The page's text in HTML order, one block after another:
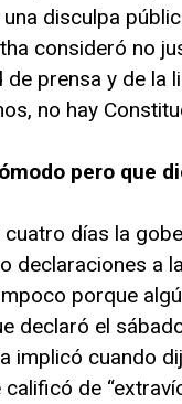
disculpa
consideró no
prensa y de la
no hay
pero que
días la
declaraciones a
porque
declaró el
implicó cuando
de